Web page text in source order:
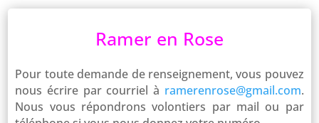
Ramer en Rose
Pour toute demande de renseignement, vous pouvez
nous écrire par courriel à ramerenrose@gmail.com.
Nous vous répondrons volontiers par mail ou par